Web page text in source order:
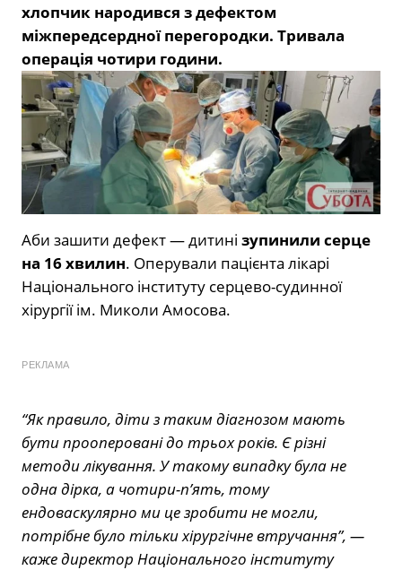
хлопчик народився здефектом
міжпередсердної перегородки. Тривала
операція чотири години.
Аби зашити дефект —дитині зупинили серце
на 16 хвилин. Оперували пацієнта лікарі
Національного інституту серцево-судинної
хірургії ім. Миколи Амосова.
РЕКЛАМА
“Як правило, діти з таким діагнозом мають
бути прооперовані до трьох років. Є різні
методи лікування. У такому випадку була не
одна дірка, а чотири-п’ять, тому
ендоваскулярно ми це зробити не могли,
потрібне було тільки хірургічне втручання”, —
каже директор Національного інституту